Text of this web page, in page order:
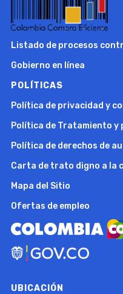
Listado de procesos
Gobierno en línea
POLÍTICAS
Política de privacidad y
Política de Tratamiento y
Política de derechos de
Carta de trato digno a la
Mapa del Sitio
Ofertas de empleo
UBICACIÓN